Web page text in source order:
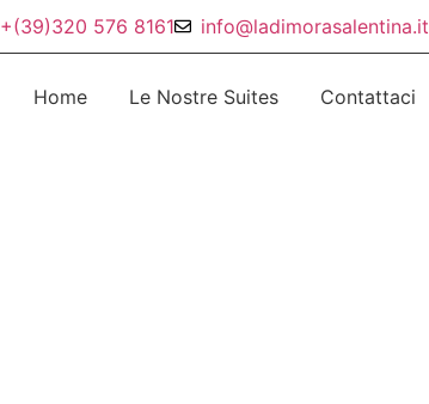
+(39)320 576 8161 info@ladimorasalentina.it
Home Le Nostre Suites Contattaci